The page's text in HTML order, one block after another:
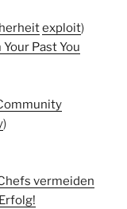
exploit)
Past You
)
vermeiden